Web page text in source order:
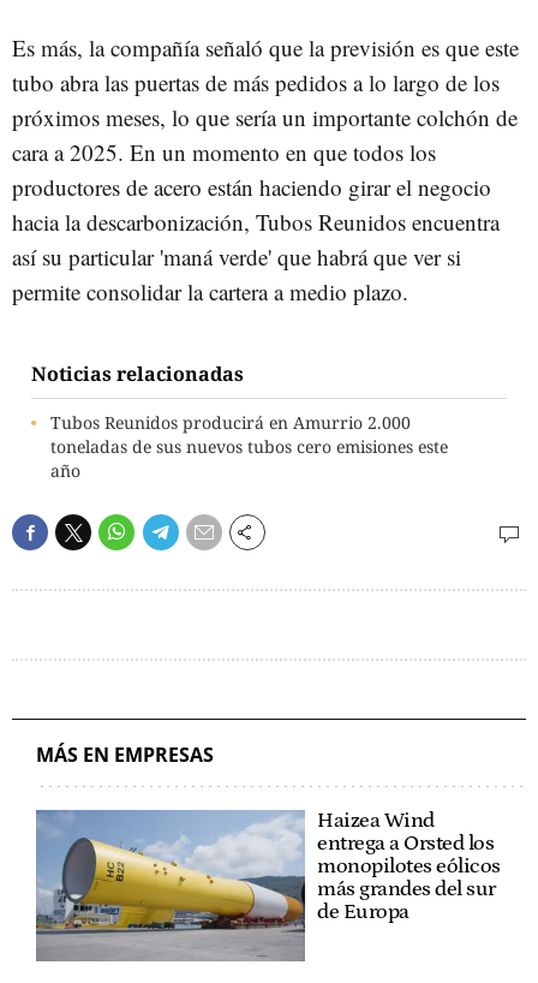
Es más, la compañía señaló que la previsión es que este
tubo abra las puertas de más pedidos a lo largo de los
próximos meses, lo que sería un importante colchón de
cara a 2025. En un momento en que todos los
productores de acero están haciendo girar el negocio
hacia la descarbonización, Tubos Reunidos encuentra
así su particular 'maná verde' que habrá que ver si
permite consolidar la cartera a medio plazo.
Noticias relacionadas
Tubos Reunidos producirá en Amurrio 2.000
toneladas de sus nuevos tubos cero emisiones este
año
MÁS EN EMPRESAS
Haizea Wind
entrega a Orsted los
monopilotes eólicos
más grandes del sur
de Europa